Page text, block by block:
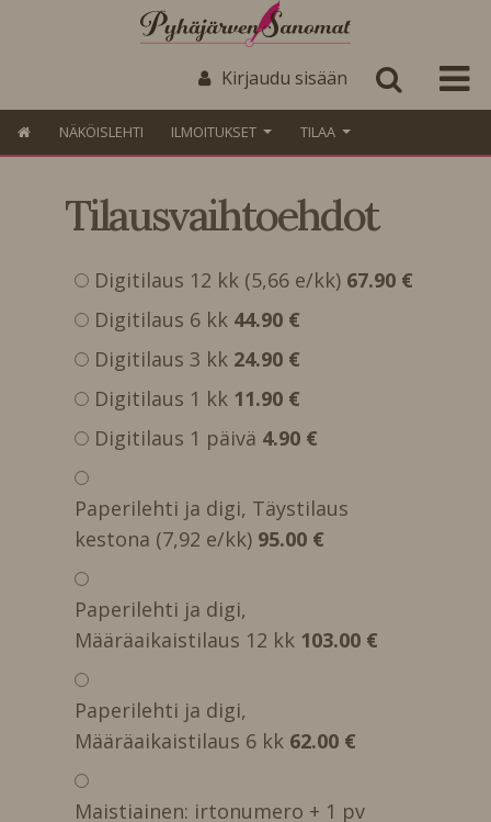
Kirjaudu sisään
NÄKÖISLEHTI ILMOITUKSET TILAA
Tilausvaihtoehdot
Digitilaus 12 kk (5,66 e/kk) 67.90 €
Digitilaus 6 kk 44.90 €
Digitilaus 3 kk 24.90 €
Digitilaus 1 kk 11.90 €
Digitilaus 1 päivä 4.90 €
Paperilehti ja digi, Täystilaus
kestona (7,92 e/kk) 95.00 €
Paperilehti ja digi,
Määräaikaistilaus 12 kk 103.00 €
Paperilehti ja digi,
Määräaikaistilaus 6 kk 62.00 €
Maistiainen: irtonumero + 1 pv